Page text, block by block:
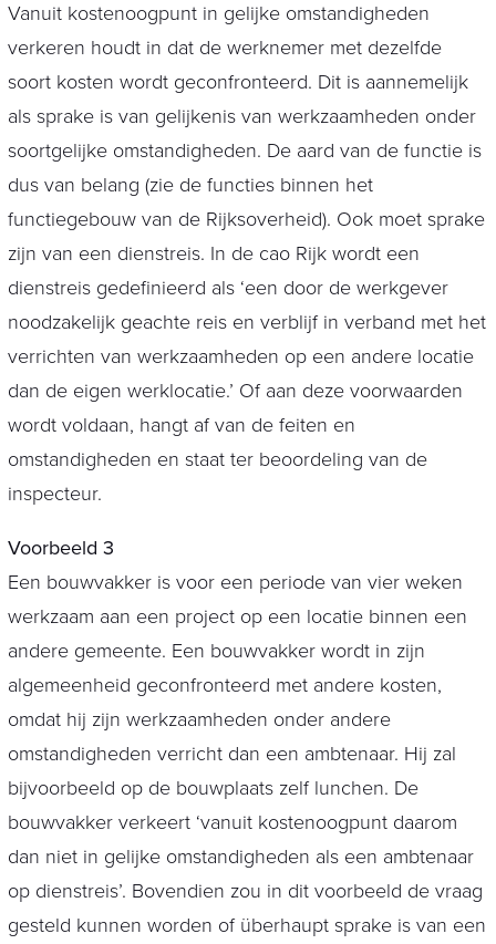
Vanuit kostenoogpunt in gelijke omstandigheden
verkeren houdt in dat de werknemer met dezelfde
soort kosten wordt geconfronteerd. Dit is aannemelijk
als sprake is van gelijkenis van werkzaamheden onder
soortgelijke omstandigheden. De aard van de functie is
dus van belang (zie de functies binnen het
functiegebouw van de Rijksoverheid). Ook moet sprake
zijn van een dienstreis. In de cao Rijk wordt een
dienstreis gedefinieerd als ‘een door de werkgever
noodzakelijk geachte reis en verblijf in verband met het
verrichten van werkzaamheden op een andere locatie
dan de eigen werklocatie.’ Of aan deze voorwaarden
wordt voldaan, hangt af van de feiten en
omstandigheden en staat ter beoordeling van de
inspecteur.
Voorbeeld 3
Een bouwvakker is voor een periode van vier weken
werkzaam aan een project op een locatie binnen een
andere gemeente. Een bouwvakker wordt in zijn
algemeenheid geconfronteerd met andere kosten,
omdat hij zijn werkzaamheden onder andere
omstandigheden verricht dan een ambtenaar. Hij zal
bijvoorbeeld op de bouwplaats zelf lunchen. De
bouwvakker verkeert ‘vanuit kostenoogpunt daarom
dan niet in gelijke omstandigheden als een ambtenaar
op dienstreis’. Bovendien zou in dit voorbeeld de vraag
gesteld kunnen worden of überhaupt sprake is van een